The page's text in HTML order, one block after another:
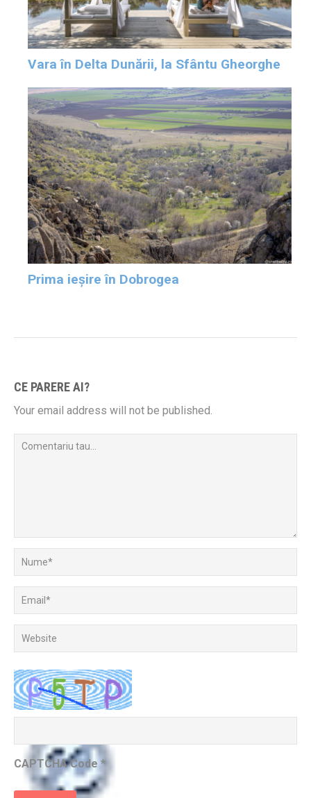
Vara în Delta Dunării, la Sfântu Gheorghe
Prima ieșire în Dobrogea
CE PARERE AI?
Your email address will not be published.
CAPTCHA Code *